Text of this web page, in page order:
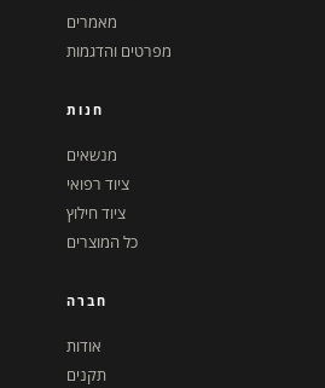
מאמרים
מפרטים והדגמות
חנות
מנשאים
ציוד רפואי
ציוד חילוץ
כל המוצרים
חברה
אודות
תקנים